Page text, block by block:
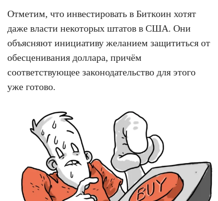
Отметим, что инвестировать в Биткоин хотят
даже власти некоторых штатов в США. Они
объясняют инициативу желанием защититься от
обесценивания доллара, причём
соответствующее законодательство для этого
уже готово.